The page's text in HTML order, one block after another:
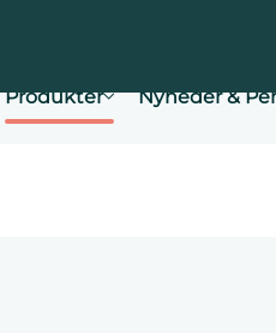
Produkter Nyheder &